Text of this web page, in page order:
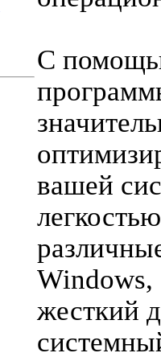
С
вашей
Windows,
жесткий